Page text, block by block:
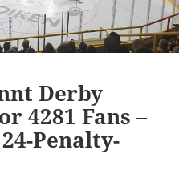
Derby
4281 Fans –
Penalty-